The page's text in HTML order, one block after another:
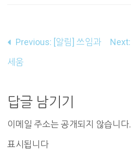
글
내
게
이
션
Previous: [알림] 쓰임과
세움
Next:
답글 남기기
이메일 주소는 공개되지 않습니다.
표시됩니다